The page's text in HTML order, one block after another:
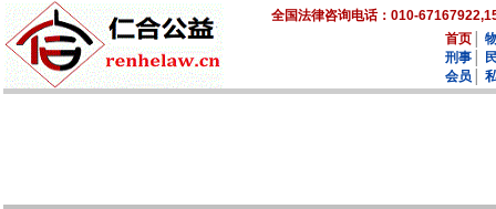
全国法律咨询电话：010-
首页│
刑事│
会员│